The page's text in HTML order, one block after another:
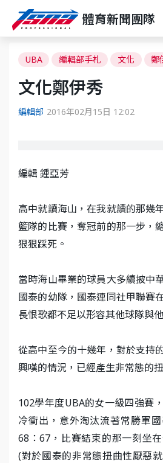
體育新聞團隊
UBA 編輯部手札 文化 鄭
文化鄭伊秀
編輯部 2016年02月15日 12:02
編輯 鍾亞芳
高中就讀海山，在我就讀的那幾
籃隊的比賽，奪冠前的那一步，
狠狠踩死。
當時海山畢業的球員大多續披中
國泰的幼隊，國泰連同社甲聯賽
長恨歌都不足以形容其他球隊與
從高中至今的十幾年，對於支持
興嘆的情況，已經產生非常態的
102學年度UBA的女一級四強賽
冷衝出，意外淘汰流著常勝軍
68：67，比賽結束的那一刻坐
(對於國泰的非常態扭曲性厭惡